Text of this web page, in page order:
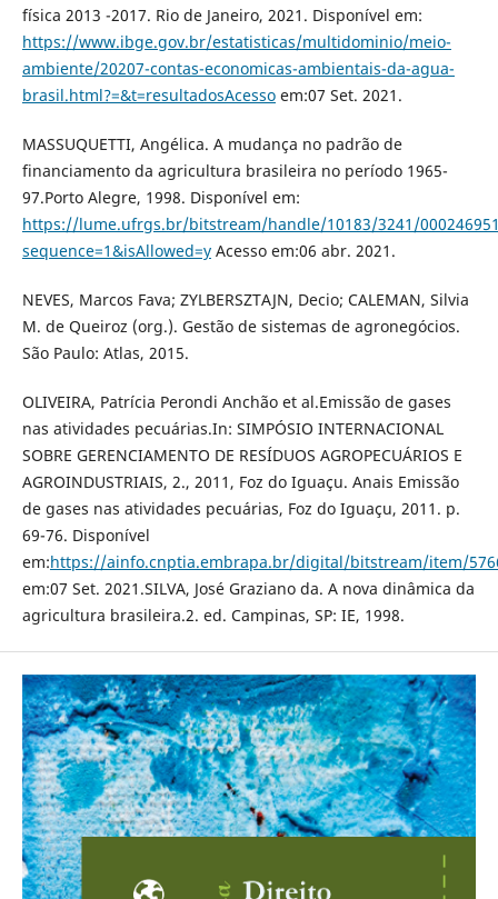
física 2013 -2017. Rio de Janeiro, 2021. Disponível em:
https://www.ibge.gov.br/estatisticas/multidominio/meio-
ambiente/20207-contas-economicas-ambientais-da-agua-
brasil.html?=&t=resultadosAcessoem:07 Set. 2021.
MASSUQUETTI, Angélica. A mudança no padrão de
financiamento da agricultura brasileira no período 1965-
97.Porto Alegre, 1998. Disponível em:
https://lume.ufrgs.br/bitstream/handle/10183/3241/
sequence=1&isAllowed=yAcesso em:06 abr. 2021.
NEVES, Marcos Fava; ZYLBERSZTAJN, Decio; CALEMAN, Silvia
M. de Queiroz (org.). Gestão de sistemas de agronegócios.
São Paulo: Atlas, 2015.
OLIVEIRA, Patrícia Perondi Anchão et al.Emissão de gases
nas atividades pecuárias.In: SIMPÓSIO INTERNACIONAL
SOBRE GERENCIAMENTO DE RESÍDUOS AGROPECUÁRIOS E
AGROINDUSTRIAIS, 2., 2011, Foz do Iguaçu. Anais Emissão
de gases nas atividades pecuárias, Foz do Iguaçu, 2011. p.
69-76. Disponível
em:https://ainfo.cnptia.embrapa.br/digital/bitstream/item/
em:07 Set. 2021.SILVA, José Graziano da. A nova dinâmica da
agricultura brasileira.2. ed. Campinas, SP: IE, 1998.